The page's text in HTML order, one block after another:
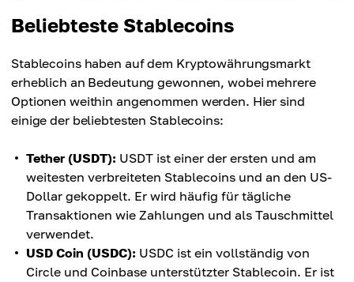
Beliebteste Stablecoins
Stablecoins haben auf dem Kryptowährungsmarkt
erheblich an Bedeutung gewonnen, wobei mehrere
Optionen weithin angenommen werden. Hier sind
einige der beliebtesten Stablecoins:
Tether (USDT): USDT ist einer der ersten und am
weitesten verbreiteten Stablecoins und an den US-
Dollar gekoppelt. Er wird häufig für tägliche
Transaktionen wie Zahlungen und als Tauschmittel
verwendet.
USD Coin (USDC): USDC ist ein vollständig von
Circle und Coinbase unterstützter Stablecoin. Er ist